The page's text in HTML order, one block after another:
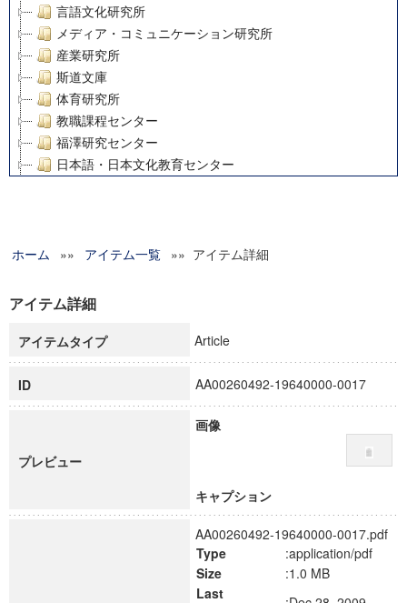
言語文化研究所
メディア・コミュニケーション研究所
産業研究所
斯道文庫
体育研究所
教職課程センター
福澤研究センター
日本語・日本文化教育センター
グローバルリサーチインスティテュート
科学研究費補助金研究成果報告書
慶應義塾大学グローバルCOEプログラム市民社会ガバナンス
慶應義塾大学グローバルCOEプログラム論理と感性の先端的
博士課程教育リーディングプログラム「超成熟社会発展のサ
学術雑誌掲載論文等(8)
ホーム »» アイテム一覧 »» アイテム詳細
アイテム詳細
アイテムタイプ Article
ID AA00260492-19640000-0017
プレビュー
画像
キャプション
AA00260492-19640000-0017.pdf
Type
:application/pdf
Size
:1.0 MB
Last